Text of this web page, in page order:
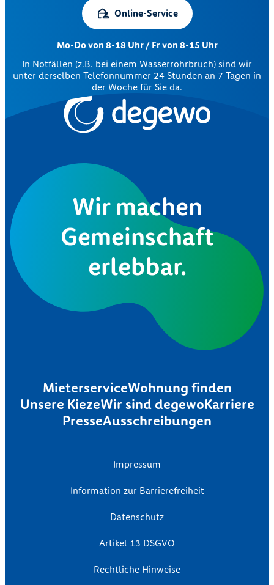
Online-Service
Mo-Do von 8-18 Uhr / Fr von 8-15 Uhr
In Notfällen (z.B. bei einem Wasserrohrbruch) sind wir
unter derselben Telefonnummer 24 Stunden an 7 Tagen in
der Woche für Sie da.
Wir machen
Gemeinschaft
erlebbar.
MieterserviceWohnung finden
Unsere KiezeWir sind degewoKarriere
PresseAusschreibungen
Impressum
Information zur Barrierefreiheit
Datenschutz
Artikel 13 DSGVO
Rechtliche Hinweise